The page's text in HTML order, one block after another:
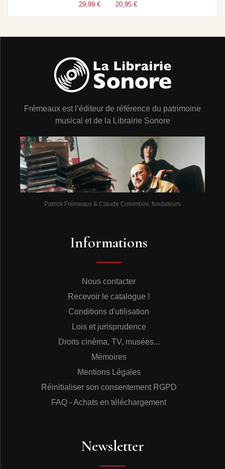
29,99 € 20,95 €
Frémeaux est l’éditeur de référence du patrimoine
musical et de la Librairie Sonore
Patrick Frémeaux & Claude Colombini, fondateurs
Informations
Nous contacter
Recevoir le catalogue !
Conditions d'utilisation
Lois et jurisprudence
Droits cinéma, TV, musées...
Mémoires
Mentions Légales
Réinitialiser son consentement RGPD
FAQ - Achats en téléchargement
Newsletter